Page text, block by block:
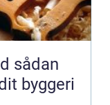
byggeri